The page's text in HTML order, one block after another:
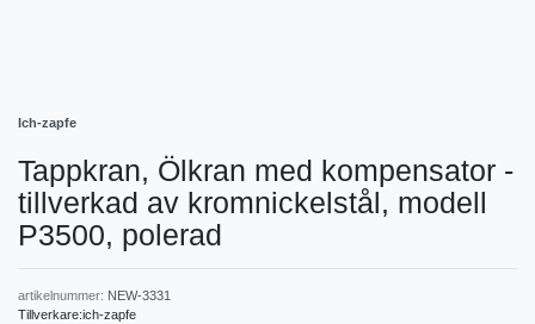
Ich-zapfe
Tappkran, Ölkran med kompensator -
tillverkad av kromnickelstål, modell
P3500, polerad
artikelnummer: NEW-3331
Tillverkare:ich-zapfe